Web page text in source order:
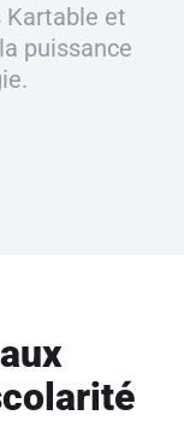
Kartable et
puissance